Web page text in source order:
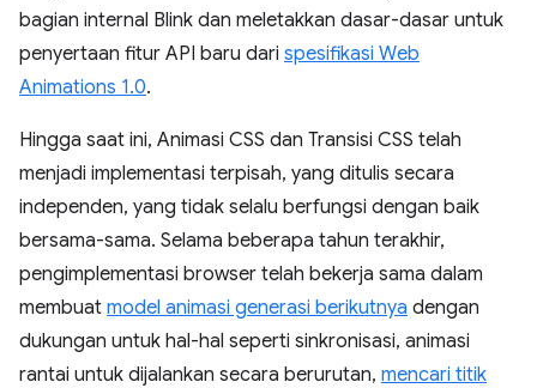
bagian internal Blink dan meletakkan dasar-dasar untuk
penyertaan fitur API baru dari spesifikasi Web
Animations 1.0.
Hingga saat ini, Animasi CSS dan Transisi CSS telah
menjadi implementasi terpisah, yang ditulis secara
independen, yang tidak selalu berfungsi dengan baik
bersama-sama. Selama beberapa tahun terakhir,
pengimplementasi browser telah bekerja sama dalam
membuat model animasi generasi berikutnya dengan
dukungan untuk hal-hal seperti sinkronisasi, animasi
rantai untuk dijalankan secara berurutan, mencari titik